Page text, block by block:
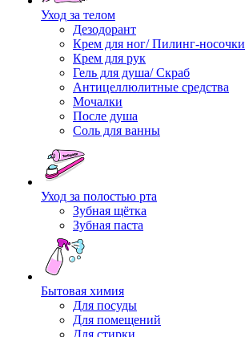
Уход за телом
Дезодорант
Крем для ног/ Пилинг-носочки
Крем для рук
Гель для душа/ Скраб
Антицеллюлитные средства
Мочалки
После душа
Соль для ванны
Уход за полостью рта
Зубная щётка
Зубная паста
Бытовая химия
Для посуды
Для помещений
Для стирки